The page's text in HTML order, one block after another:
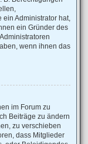
ein Administrator hat,
ein Gründer des
wenn ihnen das
im Forum zu
Beiträge zu ändern
zu verschieben
dass Mitglieder